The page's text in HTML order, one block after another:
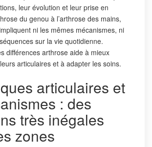
leur évolution et leur prise en
du genou à l’arthrose des mains,
ni les mêmes mécanismes, ni
sur la vie quotidienne.
différences arthrose aide à mieux
articulaires et à adapter les soins.
articulaires et
: des
très inégales
zones